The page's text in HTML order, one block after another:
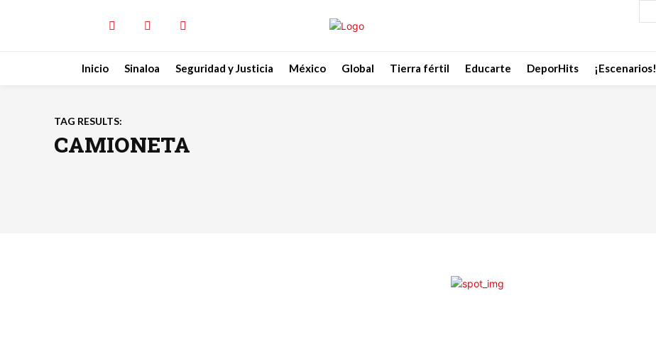
Inicio Sinaloa Seguridad y Justicia México Global Tierra fértil Educarte DeporHits ¡Escenarios!
TAG RESULTS:
CAMIONETA